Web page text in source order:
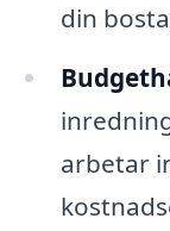
din
arbetar